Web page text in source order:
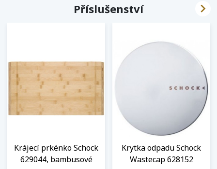
Příslušenství
Krájecí prkénko Schock
629044, bambusové
Krytka odpadu Schock
Wastecap 628152
